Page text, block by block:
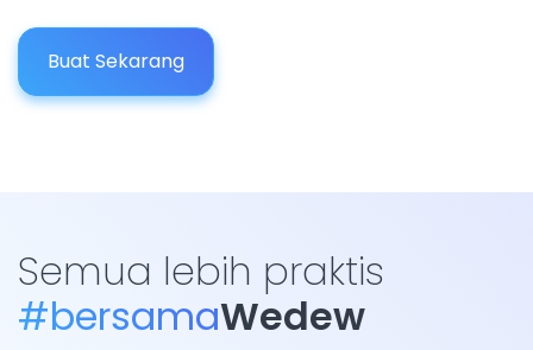
Buat Sekarang
Semua lebih praktis
#bersamaWedew